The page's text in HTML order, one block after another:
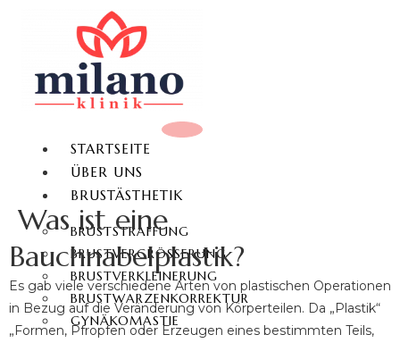
STARTSEITE
ÜBER UNS
BRUSTÄSTHETIK
BRUSTSTRAFFUNG
BRUSTVERGRÖSSERUNG
BRUSTVERKLEINERUNG
BRUSTWARZENKORREKTUR
GYNÄKOMASTIE
Was ist eine
Bauchnabelplastik?
Es gab viele verschiedene Arten von plastischen Operationen
in Bezug auf die Veränderung von Körperteilen. Da „Plastik“
„Formen, Pfropfen oder Erzeugen eines bestimmten Teils,